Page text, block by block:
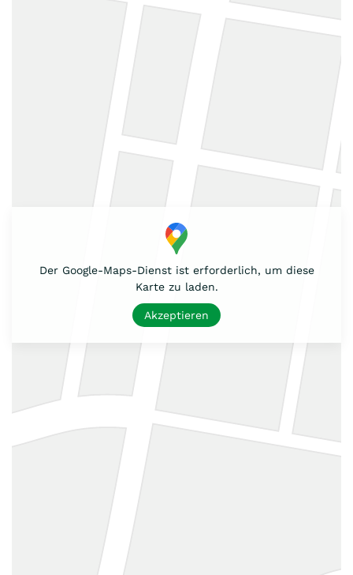
Der Google-Maps-Dienst ist erforderlich, um diese
Karte zu laden.
Akzeptieren